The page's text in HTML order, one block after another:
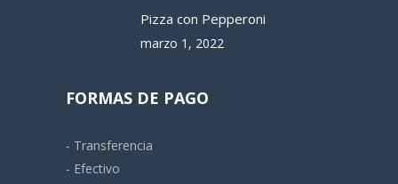
Pizza con Pepperoni
marzo 1, 2022
FORMAS DE PAGO
- Transferencia
- Efectivo